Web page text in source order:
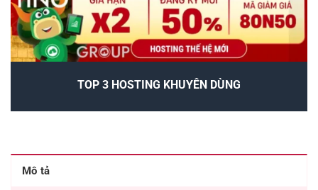
TOP 3 HOSTING KHUYÊN DÙNG
Mô tả